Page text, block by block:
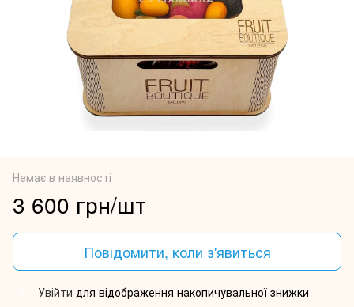
Немає в наявності
3 600 грн/шт
Повідомити, коли з'явиться
Увійти для відображення накопичувальної знижки